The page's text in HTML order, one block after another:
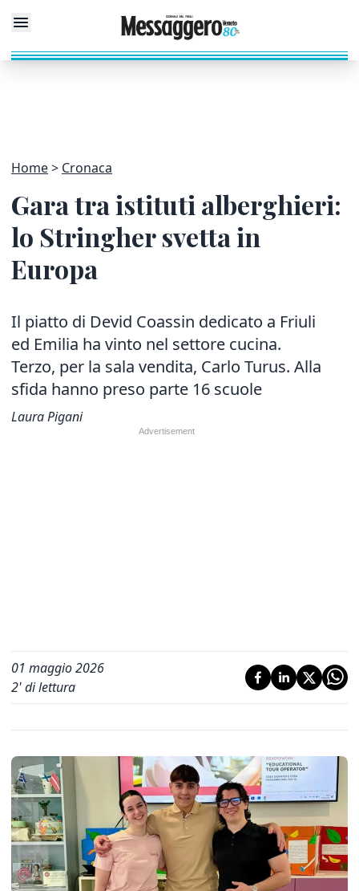
Home Cronaca
Gara tra istituti alberghieri:
lo Stringher svetta in
Europa
Il piatto di Devid Coassin dedicato a Friuli
ed Emilia ha vinto nel settore cucina.
Terzo, per la sala vendita, Carlo Turus. Alla
sfida hanno preso parte 16 scuole
Laura Pigani
01 maggio 2026
2' di lettura